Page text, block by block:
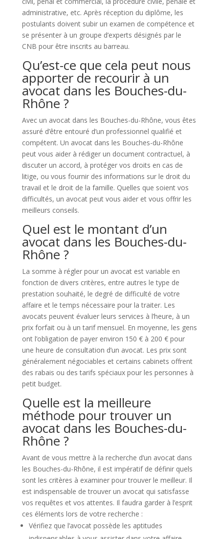
administrative, etc. Après réception du diplôme, les
postulants doivent subir un examen de compétence et
se présenter à un groupe d’experts désignés par le
CNB pour être inscrits au barreau.
Qu’est-ce que cela peut nous
apporter de recourir à un
avocat dans les Bouches-du-
Rhône ?
Avec un avocat dans les Bouches-du-Rhône, vous êtes
assuré d’être entouré d’un professionnel qualifié et
compétent. Un avocat dans les Bouches-du-Rhône
peut vous aider à rédiger un document contractuel, à
discuter un accord, à protéger vos droits en cas de
litige, ou vous fournir des informations sur le droit du
travail et le droit de la famille. Quelles que soient vos
difficultés, un avocat peut vous aider et vous offrir les
meilleurs conseils.
Quel est le montant d’un
avocat dans les Bouches-du-
Rhône ?
La somme à régler pour un avocat est variable en
fonction de divers critères, entre autres le type de
prestation souhaité, le degré de difficulté de votre
affaire et le temps nécessaire pour la traiter. Les
avocats peuvent évaluer leurs services à l’heure, à un
prix forfait ou à un tarif mensuel. En moyenne, les gens
ont l’obligation de payer environ 150 € à 200 € pour
une heure de consultation d’un avocat. Les prix sont
généralement négociables et certains cabinets offrent
des rabais ou des tarifs spéciaux pour les personnes à
petit budget.
Quelle est la meilleure
méthode pour trouver un
avocat dans les Bouches-du-
Rhône ?
Avant de vous mettre à la recherche d’un avocat dans
les Bouches-du-Rhône, il est impératif de définir quels
sont les critères à examiner pour trouver le meilleur. Il
est indispensable de trouver un avocat qui satisfasse
vos requêtes et vos attentes. Il faudra garder à l’esprit
ces éléments lors de votre recherche :
Vérifiez que l’avocat possède les aptitudes